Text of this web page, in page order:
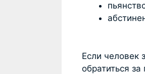
Если человек
обратиться